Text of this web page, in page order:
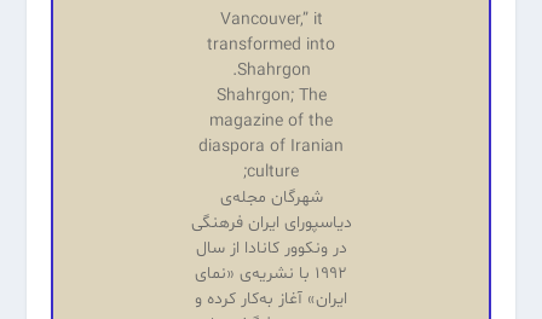
Vancouver,” it
transformed into
Shahrgon.
Shahrgon; The
magazine of the
diaspora of Iranian
culture;
شهرگان مجله‌ی
دیاسپورای ایران فرهنگی
در ونکوور کانادا از سال
۱۹۹۲ با نشریه‌‌ی «نمای
ایران» آغاز به‌کار کرده و